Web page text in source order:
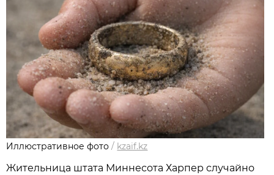
Иллюстративное фото / kzaif.kz
Жительница штата Миннесота Харпер случайно